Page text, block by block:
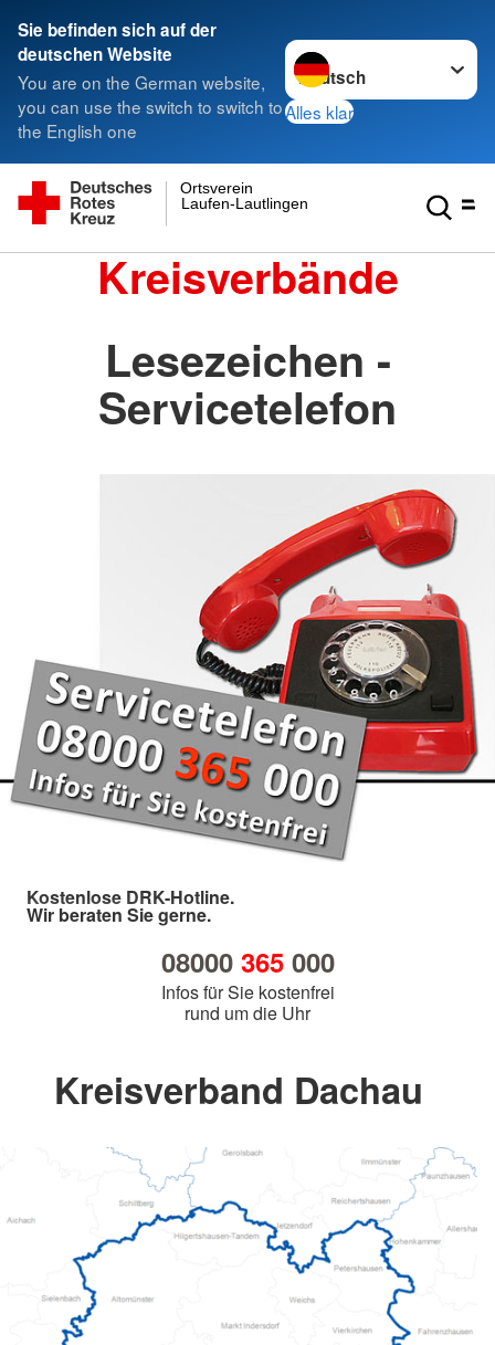
Sie befinden sich auf der
deutschen Website
You are on the German website,
you can use the switch to switch to
the English one
Sprache wechseln zu
Alles klar
Laufen-Lautlingen
Ortsverein
Kreisverbände
Lesezeichen -
Servicetelefon
Kostenlose DRK-Hotline.
Wir beraten Sie gerne.
08000 365000
Infos für Sie kostenfrei
rund um die Uhr
Kreisverband Dachau